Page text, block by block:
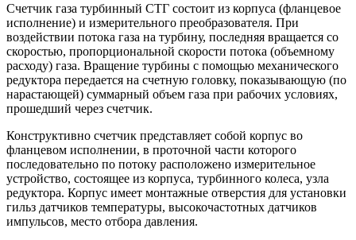
Счетчик газа турбинный СТГ состоит из корпуса (фланцевое
исполнение) и измерительного преобразователя. При
воздействии потока газа на турбину, последняя вращается со
скоростью, пропорциональной скорости потока (объемному
расходу) газа. Вращение турбины с помощью механического
редуктора передается на счетную головку, показывающую (по
нарастающей) суммарный объем газа при рабочих условиях,
прошедший через счетчик.
Конструктивно счетчик представляет собой корпус во
фланцевом исполнении, в проточной части которого
последовательно по потоку расположено измерительное
устройство, состоящее из корпуса, турбинного колеса, узла
редуктора. Корпус имеет монтажные отверстия для установки
гильз датчиков температуры, высокочастотных датчиков
импульсов, место отбора давления.